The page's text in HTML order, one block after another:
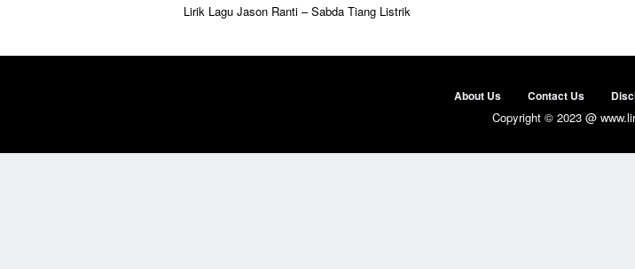
Lirik Lagu Jason Ranti – Sabda Tiang Listrik
About Us Contact Us
Copyright © 2023 @